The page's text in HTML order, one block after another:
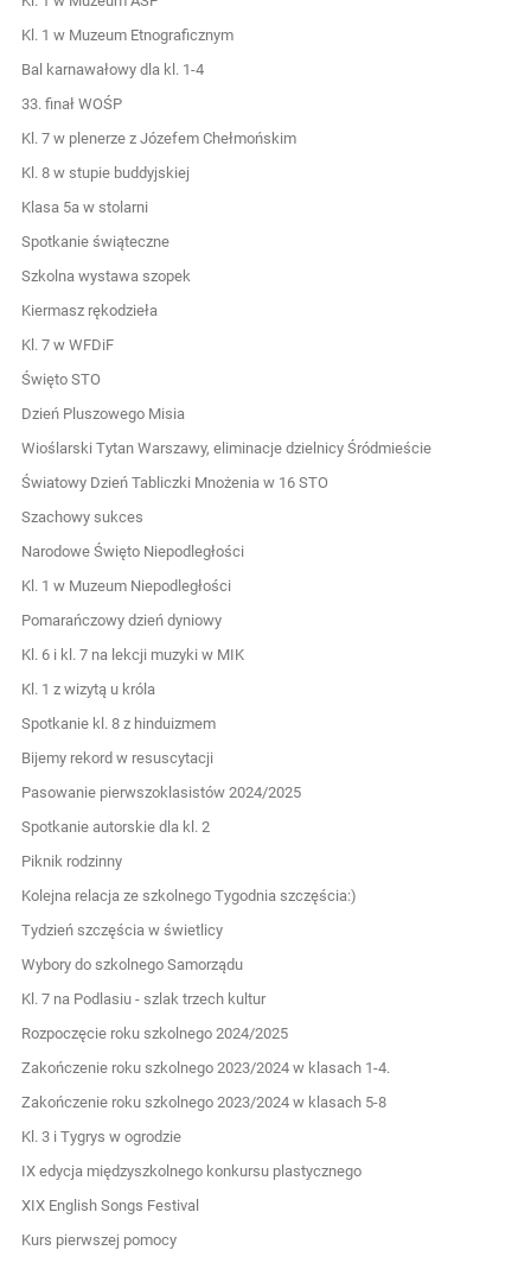
Kl. 1 w Muzeum Etnograficznym
Bal karnawałowy dla kl. 1-4
33. finał WOŚP
Kl. 7 w plenerze z Józefem Chełmońskim
Kl. 8 w stupie buddyjskiej
Klasa 5a w stolarni
Spotkanie świąteczne
Szkolna wystawa szopek
Kiermasz rękodzieła
Kl. 7 w WFDiF
Święto STO
Dzień Pluszowego Misia
Wioślarski Tytan Warszawy, eliminacje dzielnicy Śródmieście
Światowy Dzień Tabliczki Mnożenia w 16 STO
Szachowy sukces
Narodowe Święto Niepodległości
Kl. 1 w Muzeum Niepodległości
Pomarańczowy dzień dyniowy
Kl. 6 i kl. 7 na lekcji muzyki w MIK
Kl. 1 z wizytą u króla
Spotkanie kl. 8 z hinduizmem
Bijemy rekord w resuscytacji
Pasowanie pierwszoklasistów 2024/2025
Spotkanie autorskie dla kl. 2
Piknik rodzinny
Kolejna relacja ze szkolnego Tygodnia szczęścia:)
Tydzień szczęścia w świetlicy
Wybory do szkolnego Samorządu
Kl. 7 na Podlasiu - szlak trzech kultur
Rozpoczęcie roku szkolnego 2024/2025
Zakończenie roku szkolnego 2023/2024 w klasach 1-4.
Zakończenie roku szkolnego 2023/2024 w klasach 5-8
Kl. 3 i Tygrys w ogrodzie
IX edycja międzyszkolnego konkursu plastycznego
XIX English Songs Festival
Kurs pierwszej pomocy